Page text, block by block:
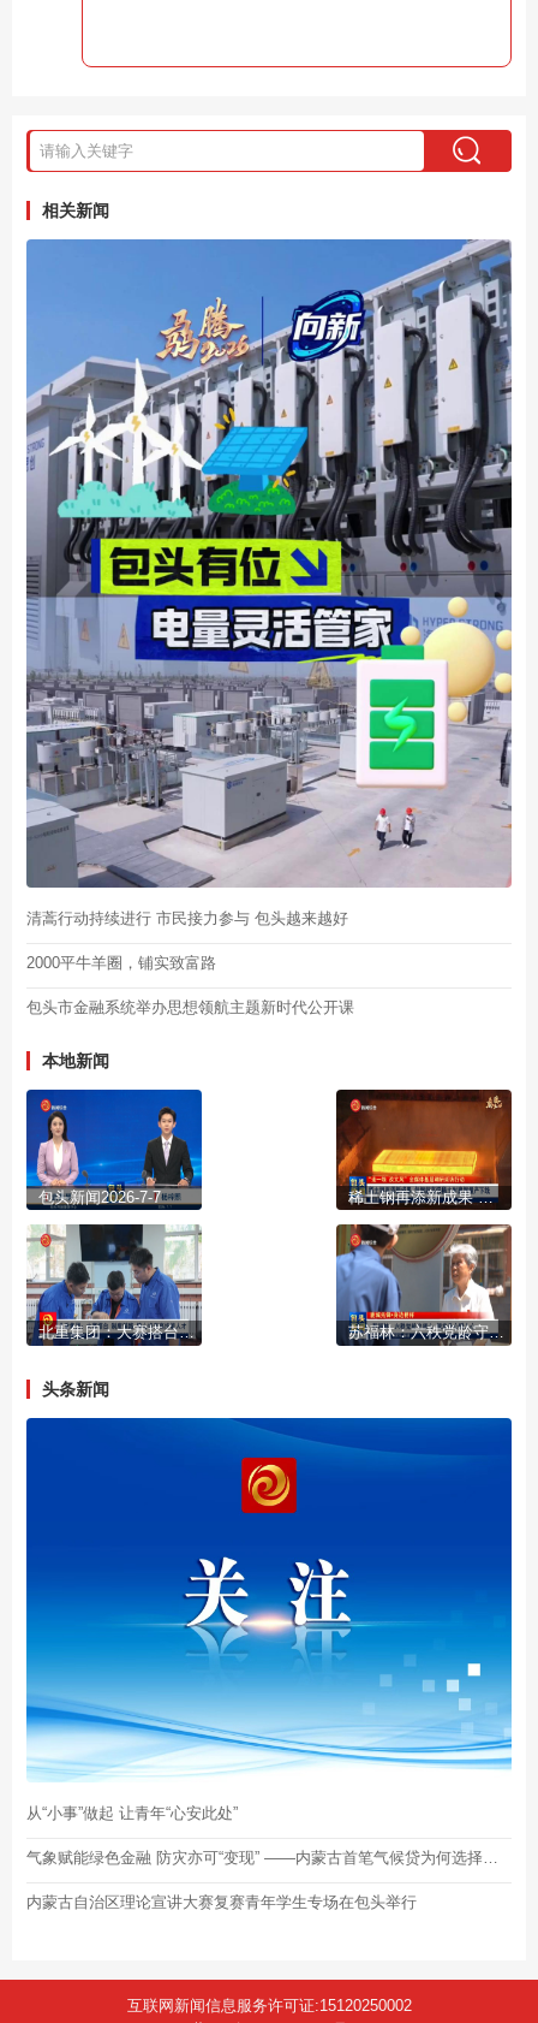
相关新闻
清蒿行动持续进行 市民接力参与 包头越来越好
2000平牛羊圈，铺实致富路
包头市金融系统举办思想领航主题新时代公开课
本地新闻
包头新闻2026-7-7 稀土钢再添新成果 包钢超高强稀土耐磨钢量产下线
北重集团：大赛搭台 制度铺路 精心培育高技能人才 苏福林：六秩党龄守初心 银发丹心暖人心
头条新闻
从“小事”做起 让青年“心安此处”
气象赋能绿色金融 防灾亦可“变现” ——内蒙古首笔气候贷为何选择包头？将“贷”动什么？
内蒙古自治区理论宣讲大赛复赛青年学生专场在包头举行
互联网新闻信息服务许可证:15120250002